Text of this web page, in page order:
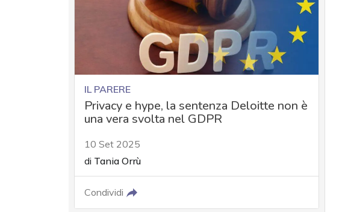
IL PARERE
Privacy e hype, la sentenza Deloitte non è
una vera svolta nel GDPR
10 Set 2025
di Tania Orrù
Condividi